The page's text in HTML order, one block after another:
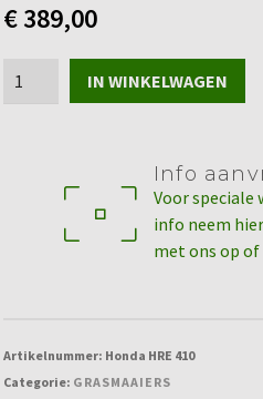
€389,00
Honda
IN WINKELWAGEN
Info
Voor speciale
info neem
met ons op of
Artikelnummer: Honda HRE 410
Categorie: GRASMAAIERS